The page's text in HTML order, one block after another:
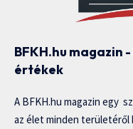
BFKH.hu magazin
értékek
A BFKH.hu magazin egy
az élet minden területéről